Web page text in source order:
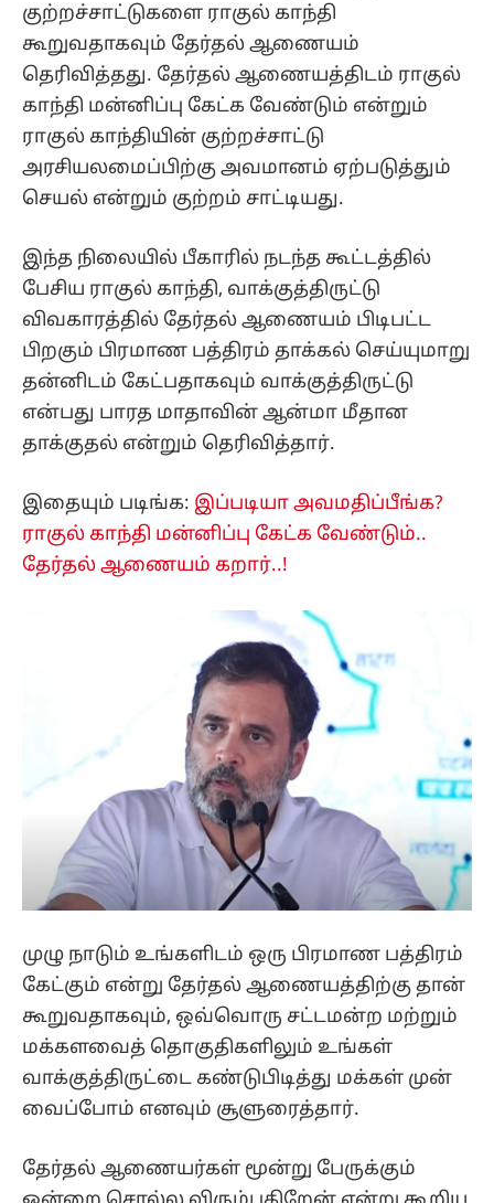
குற்றச்சாட்டுகளை ராகுல் காந்தி
கூறுவதாகவும் தேர்தல் ஆணையம்
தெரிவித்தது. தேர்தல் ஆணையத்திடம் ராகுல்
காந்தி மன்னிப்பு கேட்க வேண்டும் என்றும்
ராகுல் காந்தியின் குற்றச்சாட்டு
அரசியலமைப்பிற்கு அவமானம் ஏற்படுத்தும்
செயல் என்றும் குற்றம் சாட்டியது.
இந்த நிலையில் பீகாரில் நடந்த கூட்டத்தில்
பேசிய ராகுல் காந்தி, வாக்குத்திருட்டு
விவகாரத்தில் தேர்தல் ஆணையம் பிடிபட்ட
பிறகும் பிரமாண பத்திரம் தாக்கல் செய்யுமாறு
தன்னிடம் கேட்பதாகவும் வாக்குத்திருட்டு
என்பது பாரத மாதாவின் ஆன்மா மீதான
தாக்குதல் என்றும் தெரிவித்தார்.
இதையும் படிங்க: இப்படியா அவமதிப்பீங்க?
ராகுல் காந்தி மன்னிப்பு கேட்க வேண்டும்..
தேர்தல் ஆணையம் கறார்..!
முழு நாடும் உங்களிடம் ஒரு பிரமாண பத்திரம்
கேட்கும் என்று தேர்தல் ஆணையத்திற்கு தான்
கூறுவதாகவும், ஒவ்வொரு சட்டமன்ற மற்றும்
மக்களவைத் தொகுதிகளிலும் உங்கள்
வாக்குத்திருட்டை கண்டுபிடித்து மக்கள் முன்
வைப்போம் எனவும் சூளுரைத்தார்.
தேர்தல் ஆணையர்கள் மூன்று பேருக்கும்